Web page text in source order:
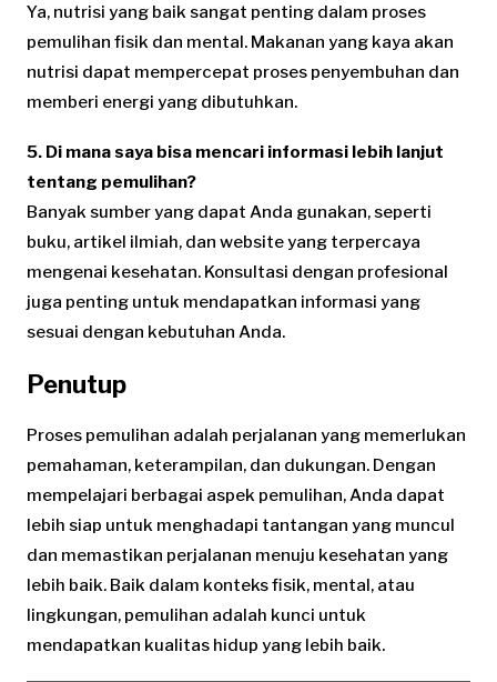
Ya, nutrisi yang baik sangat penting dalam proses
pemulihan fisik dan mental. Makanan yang kaya akan
nutrisi dapat mempercepat proses penyembuhan dan
memberi energi yang dibutuhkan.
5. Di mana saya bisa mencari informasi lebih lanjut
tentang pemulihan?
Banyak sumber yang dapat Anda gunakan, seperti
buku, artikel ilmiah, dan website yang terpercaya
mengenai kesehatan. Konsultasi dengan profesional
juga penting untuk mendapatkan informasi yang
sesuai dengan kebutuhan Anda.
Penutup
Proses pemulihan adalah perjalanan yang memerlukan
pemahaman, keterampilan, dan dukungan. Dengan
mempelajari berbagai aspek pemulihan, Anda dapat
lebih siap untuk menghadapi tantangan yang muncul
dan memastikan perjalanan menuju kesehatan yang
lebih baik. Baik dalam konteks fisik, mental, atau
lingkungan, pemulihan adalah kunci untuk
mendapatkan kualitas hidup yang lebih baik.